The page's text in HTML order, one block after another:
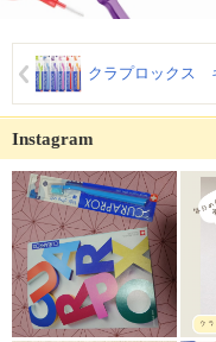
クラプロックス
Instagram